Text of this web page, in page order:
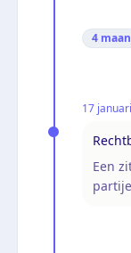
4
17
Een